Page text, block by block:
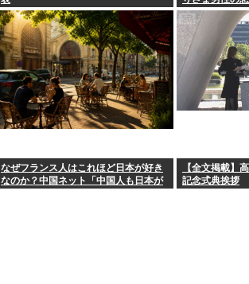
ない」
なぜフランス人はこれほど日本が好き
なのか？中国ネット「中国人も日本が
【全文掲載】
記念式典挨拶